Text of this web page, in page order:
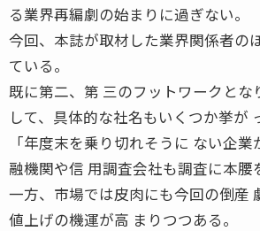
る業界再編劇の始まりに過ぎない。
今回、本誌が取材した業界関係者の
ている。
既に第二、第 三のフットワークとな
して、具体的な社名もいくつか挙が
「年度末を乗り切れそうに ない企
融機関や信 用調査会社も調査に本腰
一方、市場では皮肉にも今回の倒産
値上げの機運が高 まりつつある。